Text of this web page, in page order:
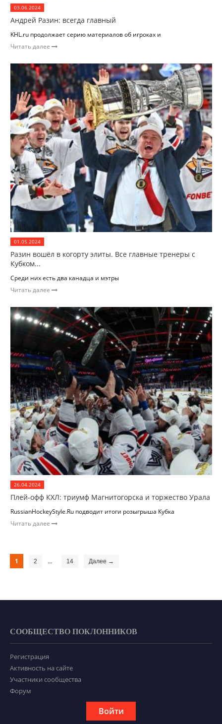
03.06.2024
Андрей Разин: всегда главный
KHL.ru продолжает серию материалов об игроках и
Читать далее
01.05.2024
Разин вошёл в когорту элиты. Все главные тренеры с
Кубком...
Среди них есть два канадца и мэтры
Читать далее
26.04.2024
Плей-офф КХЛ: триумф Магнитогорска и торжество Урала
RussianHockeyStyle.Ru подводит итоги розыгрыша Кубка
Читать далее
1 2 … 14 Далее →
СООБЩЕСТВО ПОКЛОННИКОВ
Регистрация
Активность на сайте
Участники сообщества
Форум
Войти